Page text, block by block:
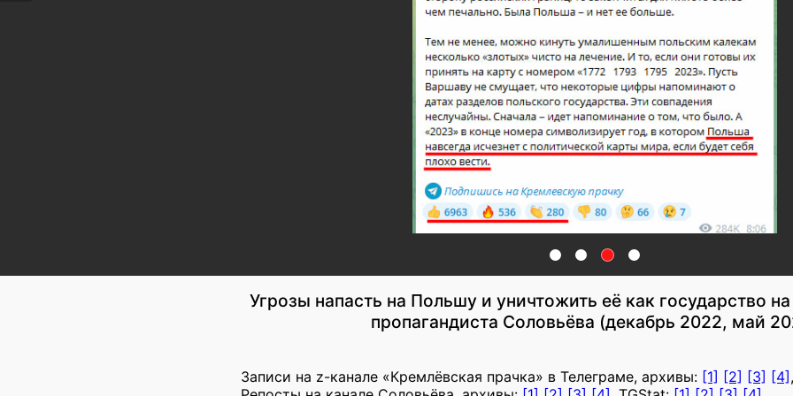
Угрозы напасть на Польшу и уничтожить её как государство
пропагандиста Соловьёва (декабрь 2022, май
Записи на z-канале «Кремлёвская прачка» в Телеграме, архивы: [1] [2] [3] [4]